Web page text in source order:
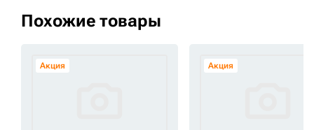
Похожие товары
Акция Акция